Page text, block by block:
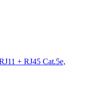
+ RJ45 Cat.5e,